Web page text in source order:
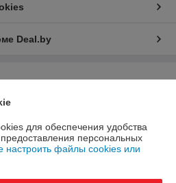
Deal.by
ограниченной ответственностью
д. 67, пом. 274, оф. 1
для обеспечения удобства
персональных
настроить файлы cookies или